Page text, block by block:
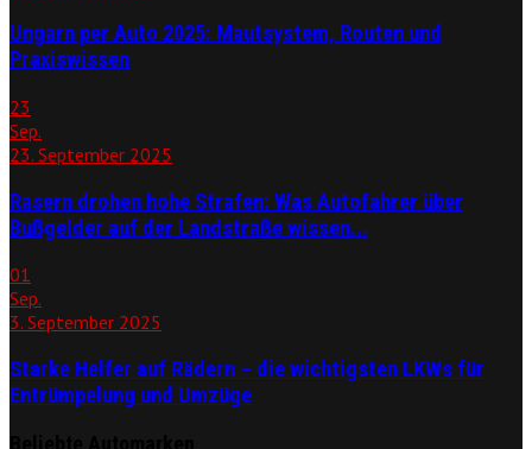
Ungarn per Auto 2025: Mautsystem, Routen und
Praxiswissen
23
Sep.
23. September 2025
Rasern drohen hohe Strafen: Was Autofahrer über
Bußgelder auf der Landstraße wissen...
01
Sep.
3. September 2025
Starke Helfer auf Rädern – die wichtigsten LKWs für
Entrümpelung und Umzüge